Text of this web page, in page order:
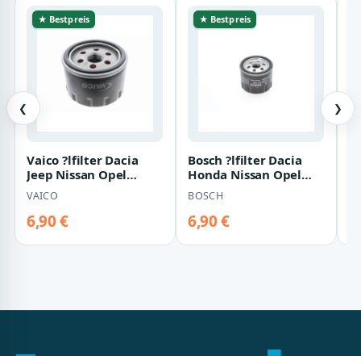
❮
★ Bestpreis
Vaico ?lfilter Dacia
Jeep Nissan Opel
Renault Suzuki
VAICO
6,90 €
★ Bestpreis
Bosch ?lfilter Dacia
Honda Nissan Opel
Renault Smart Suzuki
BOSCH
6,90 €
❯